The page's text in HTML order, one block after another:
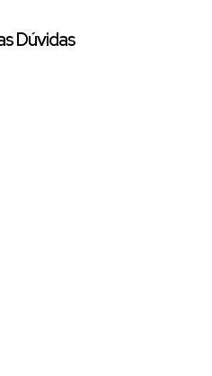
Dúvidas